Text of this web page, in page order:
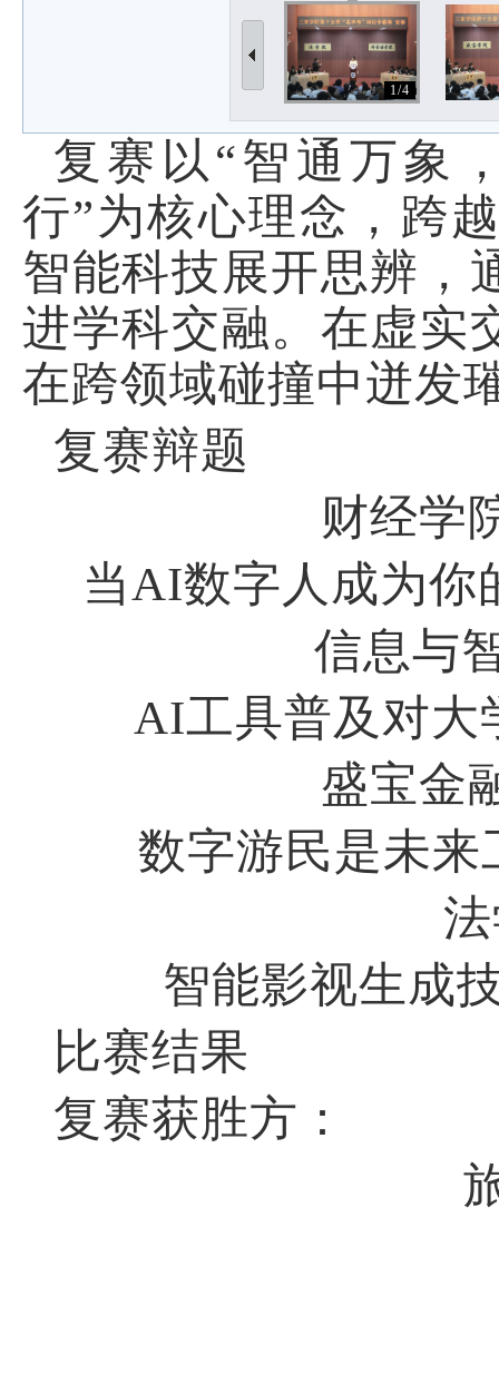
1/4
复赛以“智通万象
行”为核心理念，跨
智能科技展开思辨，
进学科交融。在虚实
在跨领域碰撞中迸发
复赛辩题
财经学
当AI数字人成为你
信息与
AI工具普及对大
盛宝金
数字游民是未来
智能影视生成
比赛结果
复赛获胜方：